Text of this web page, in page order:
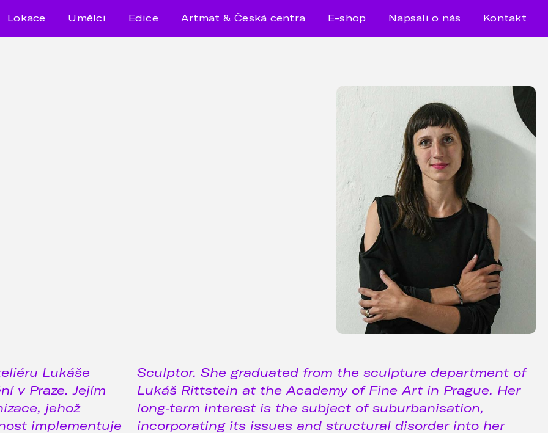
Lokace Umělci Edice Artmat & Česká centra E-shop Napsali o nás Kontakt
Lukáše
v Praze. Jejím
jehož
implementuje
Sculptor. She graduated from the sculpture department of
Lukáš Rittstein at the Academy of Fine Art in Prague. Her
long‑term interest is the subject of suburbanisation,
incorporating its issues and structural disorder into her